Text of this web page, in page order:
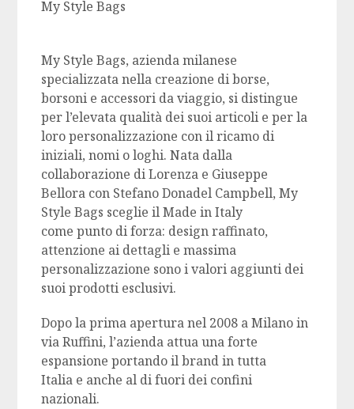
My Style Bags
My Style Bags, azienda milanese
specializzata nella creazione di borse,
borsoni e accessori da viaggio, si distingue
per l’elevata qualità dei suoi articoli e per la
loro personalizzazione con il ricamo di
iniziali, nomi o loghi. Nata dalla
collaborazione di Lorenza e Giuseppe
Bellora con Stefano Donadel Campbell, My
Style Bags sceglie il Made in Italy
come punto di forza: design raffinato,
attenzione ai dettagli e massima
personalizzazione sono i valori aggiunti dei
suoi prodotti esclusivi.
Dopo la prima apertura nel 2008 a Milano in
via Ruffini, l’azienda attua una forte
espansione portando il brand in tutta
Italia e anche al di fuori dei confini
nazionali.